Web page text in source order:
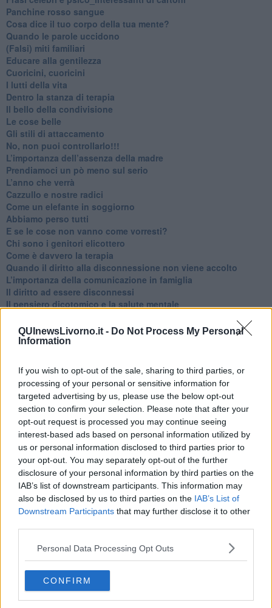
QUInewsLivorno.it - Do Not Process My Personal
Information
If you wish to opt-out of the sale, sharing to third parties, or
processing of your personal or sensitive information for
targeted advertising by us, please use the below opt-out
section to confirm your selection. Please note that after your
opt-out request is processed you may continue seeing
interest-based ads based on personal information utilized by
us or personal information disclosed to third parties prior to
your opt-out. You may separately opt-out of the further
disclosure of your personal information by third parties on the
IAB’s list of downstream participants. This information may
also be disclosed by us to third parties on the IAB’s List of
Downstream Participants that may further disclose it to other
Personal Data Processing Opt Outs
CONFIRM
​Panchine rosso sangue
​Cosa dice il tuo corpo della tua mente?
​Quando le parole uccidono
​(Falsi) miti familiari
​Educare alla gentilezza
​Cuoricini, cuoricini
I lutti della vita
​Dentro la stanza di terapia
​Il bello della condivisione
Le cose belle
​Gli stili di attaccamento
No, non puoi controllarlo!!!
​L’importanza dell’assenza della madre
​Prendiamoci un pò meno sul serio
​L’anno che verrà
​Cazzullo e nostre radici
​Come un elefante in soggiorno
​Abbiamo perso tutti
E se le cose non vanno come vorresti?
​Chi sono i genitori elicottero
Come è davvero la terapia
Quando il diritto alla disconnessione non viene accolto
​L’importanza della comunicazione in famiglia
​Il diritto ad essere disconnessi
​Il pensiero dicotomico e la salute mentale
​La Clownterapia
​Differenze tra persone frustrate e non
Vacanze a km zero
​Buone Vacan(si)e!
​Il lato positivo delle cose
​Storie antiche di tempi moderni
​Quello che alle mamme non dicono
Adultescenza
Homo imbecillis
​4 anni di Blog
Quando il silenzio è aggressivo
​Il passato, questo conosciuto!
​Clima ballerino e sbalzi d’umore
La maternità
​L’uomo o l’orso?
​Cose che ci esauriscono
​Vespa che passione!
​Lasciate ai vostri figli il diritto di piangere
​Parole d’amore regalate al vento